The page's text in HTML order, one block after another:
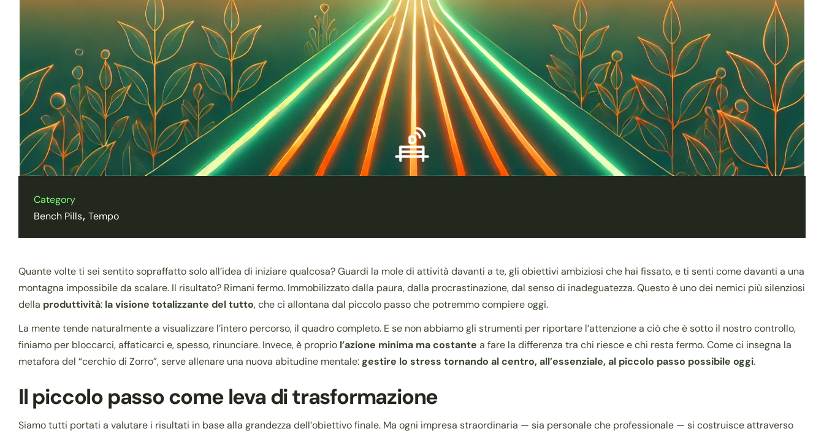
Category
Bench Pills Tempo
Quante volte ti sei sentito sopraffatto solo all’idea di iniziare qualcosa? Guardi la mole di attività davanti a te, gli obiettivi ambiziosi che hai fissato, e ti senti come davanti a una
montagna impossibile da scalare. Il risultato? Rimani fermo. Immobilizzato dalla paura, dalla procrastinazione, dal senso di inadeguatezza. Questo è uno dei nemici più silenziosi
della produttività: la visione totalizzante del tutto, che ci allontana dal piccolo passo che potremmo compiere oggi.
La mente tende naturalmente a visualizzare l’intero percorso, il quadro completo. E se non abbiamo gli strumenti per riportare l’attenzione a ciò che è sotto il nostro controllo,
finiamo per bloccarci, affaticarci e, spesso, rinunciare. Invece, è proprio l’azione minima ma costante a fare la differenza tra chi riesce e chi resta fermo. Come ci insegna la
metafora del “cerchio di Zorro”, serve allenare una nuova abitudine mentale:gestire lo stress tornando al centro, all’essenziale, al piccolo passo possibile oggi.
Il piccolo passo come leva di trasformazione
Siamo tutti portati a valutare i risultati in base alla grandezza dell’obiettivo finale. Ma ogni impresa straordinaria — sia personale che professionale — si costruisce attraverso